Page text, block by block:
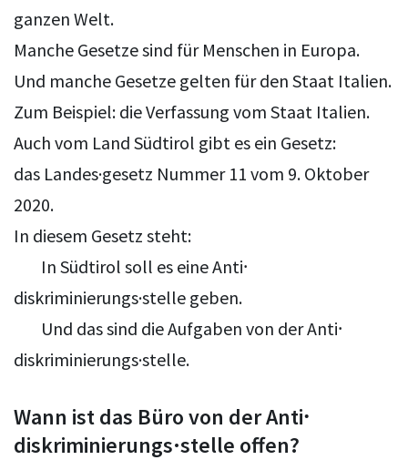
ganzen Welt.
Manche Gesetze sind für Menschen in Europa.
Und manche Gesetze gelten für den Staat Italien.
Zum Beispiel: die Verfassung vom Staat Italien.
Auch vom Land Südtirol gibt es ein Gesetz:
das Landes·gesetz Nummer 11 vom 9. Oktober
2020.
In diesem Gesetz steht:
In Südtirol soll es eine Anti⸱
diskriminierungs·stelle geben.
Und das sind die Aufgaben von der Anti⸱
diskriminierungs·stelle.
Wann ist das Büro von der Anti⸱
diskriminierungs·stelle offen?